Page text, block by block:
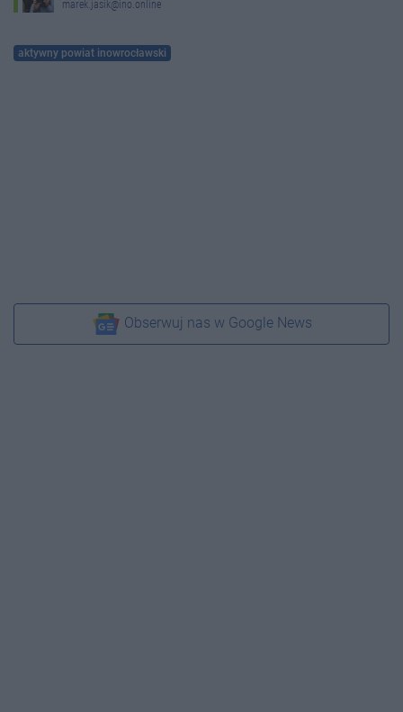
marek.jasik@ino.online
aktywny powiat inowrocławski
Obserwuj nas w Google News